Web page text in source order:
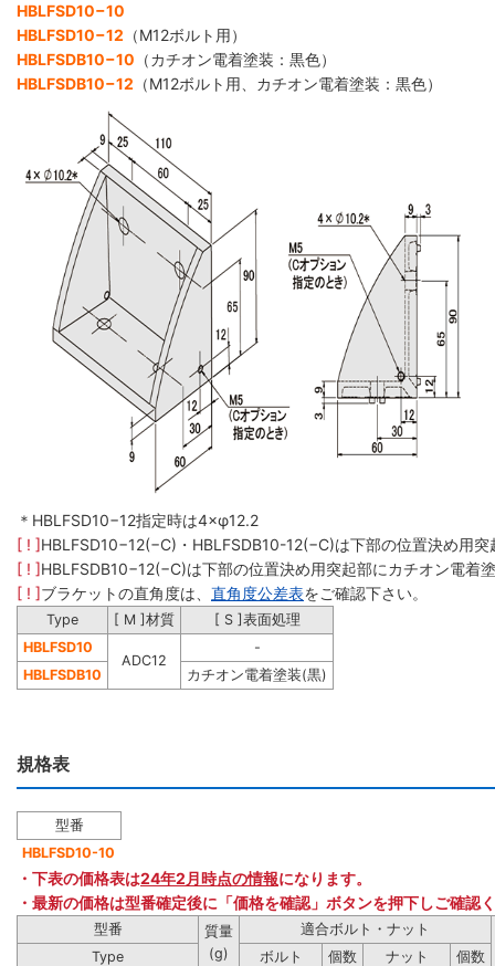
HBLFSD10−10
HBLFSD10−12 （M12ボルト用）
HBLFSDB10−10 （カチオン電着塗装：黒色）
HBLFSDB10−12 （M12ボルト用、カチオン電着塗装：黒色）
＊HBLFSD10−12指定時は4×φ12.2
[ ! ]HBLFSD10−12(−C)・HBLFSDB10-12(−C)は下部の位置決め用
[ ! ]HBLFSDB10−12(−C)は下部の位置決め用突起部にカチオン電着
[ ! ]ブラケットの直角度は、 直角度公差表をご確認下さい。
Type [ M ]材質
[ S ]表面処理
HBLFSD10
ADC12
-
HBLFSDB10
カチオン電着塗装(黒)
規格表
型番
HBLFSD10-10
・下表の価格表は24年2月時点の情報になります。
・最新の価格は型番確定後に「価格を確認」ボタンを押下しご確認
型番
質量
(g)
適合ボルト・ナット
Type
ボルト 個数 ナット
個数